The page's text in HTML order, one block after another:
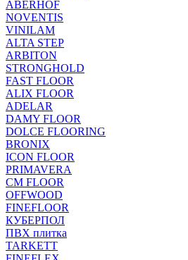
ABERHOF
NOVENTIS
VINILAM
ALTA STEP
ARBITON
STRONGHOLD
FAST FLOOR
ALIX FLOOR
ADELAR
DAMY FLOOR
DOLCE FLOORING
BRONIX
ICON FLOOR
PRIMAVERA
CM FLOOR
OFFWOOD
FINEFLOOR
КУБЕРПОЛ
ПВХ плитка
TARKETT